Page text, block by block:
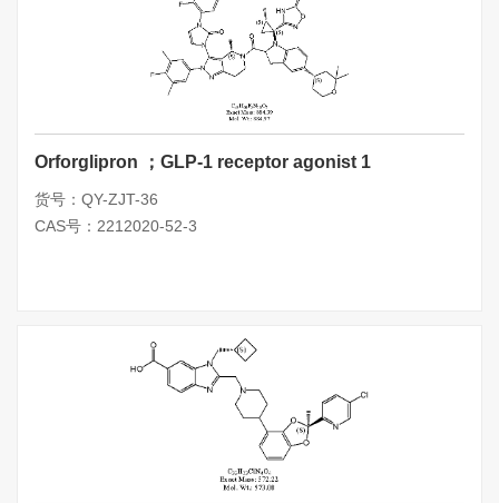
Orforglipron ；GLP-1 receptor agonist 1
货号：QY-ZJT-36
CAS号：2212020-52-3